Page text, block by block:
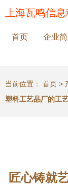
上海瓦鸣信
首页 企业
当前位置： 首页 >
塑料工艺品厂的工
匠心铸就